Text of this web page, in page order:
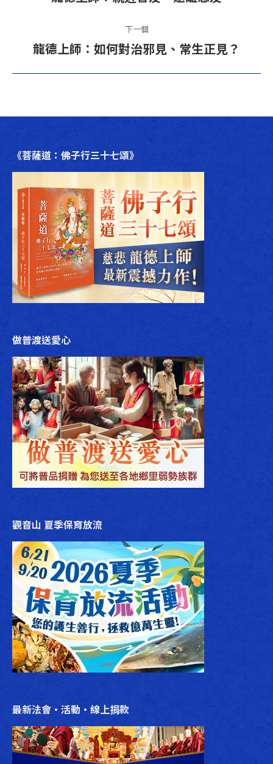
篇
文
下一個
下
章：
龍德上師：如何對治邪見、常生正見？
《菩薩道：佛子行三十七頌》
做普渡送愛心
觀音山 夏季保育放流
最新法會‧活動‧線上捐款